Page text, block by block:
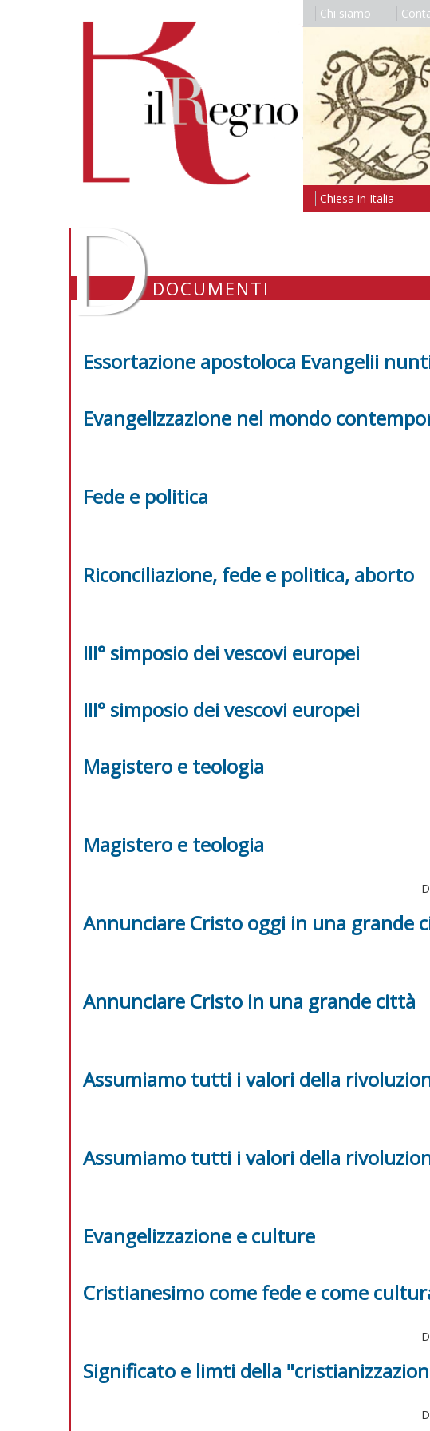
Chi siamo
Chiesa in Italia
DDOCUMENTI
Essortazione apostoloca Evangelii
Evangelizzazione nel mondo
Fede e politica
Riconciliazione, fede e politica, aborto
III° simposio dei vescovi europei
III° simposio dei vescovi europei
Magistero e teologia
Magistero e teologia
Annunciare Cristo oggi in una grande
Annunciare Cristo in una grande città
Assumiamo tutti i valori della
Assumiamo tutti i valori della
Evangelizzazione e culture
Cristianesimo come fede e come
Significato e limti della